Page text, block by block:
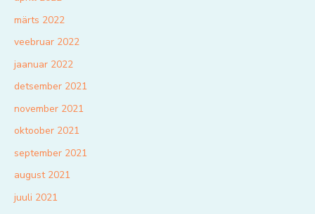
märts 2022
veebruar 2022
jaanuar 2022
detsember 2021
november 2021
oktoober 2021
september 2021
august 2021
juuli 2021